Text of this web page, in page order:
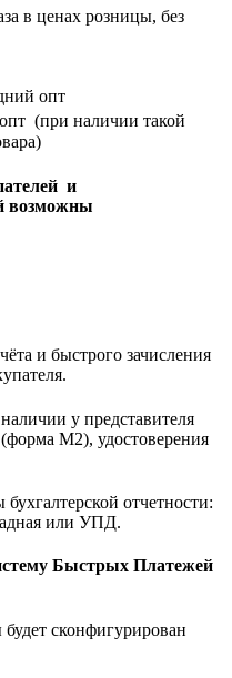
в ценах розницы, без
опт
(при наличии такой
и
возможны
и быстрого зачисления
у представителя
M2), удостоверения
отчетности:
или УПД.
Быстрых Платежей
сконфигурирован